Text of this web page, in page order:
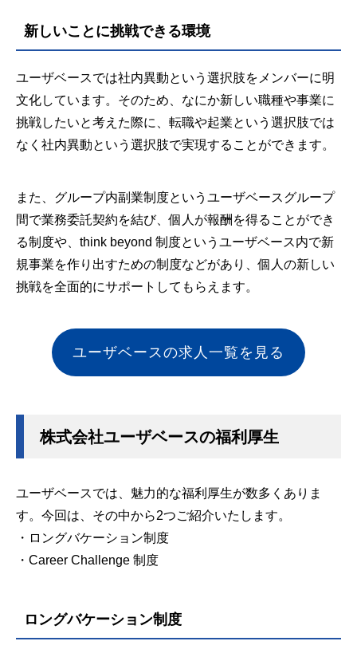
新しいことに挑戦できる環境
ユーザベースでは社内異動という選択肢をメンバーに明
文化しています。そのため、なにか新しい職種や事業に
挑戦したいと考えた際に、転職や起業という選択肢では
なく社内異動という選択肢で実現することができます。
また、グループ内副業制度というユーザベースグループ
間で業務委託契約を結び、個人が報酬を得ることができ
る制度や、think beyond 制度というユーザベース内で新
規事業を作り出すための制度などがあり、個人の新しい
挑戦を全面的にサポートしてもらえます。
ユーザベースの求人一覧を見る
株式会社ユーザベースの福利厚生
ユーザベースでは、魅力的な福利厚生が数多くありま
す。今回は、その中から2つご紹介いたします。
・ロングバケーション制度
・Career Challenge 制度
ロングバケーション制度